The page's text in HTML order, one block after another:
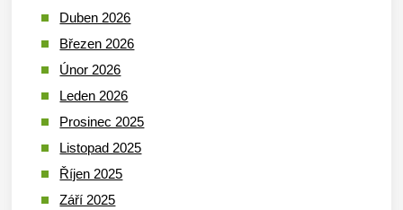
Duben 2026
Březen 2026
Únor 2026
Leden 2026
Prosinec 2025
Listopad 2025
Říjen 2025
Září 2025